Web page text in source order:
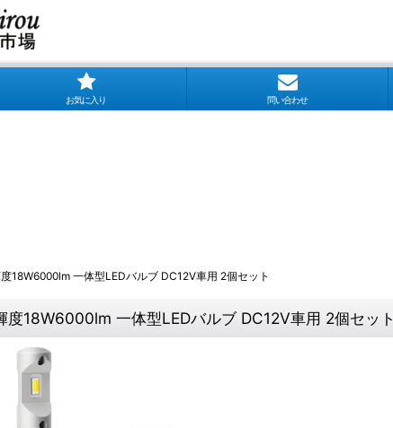
お気に入り 問い合わせ
18W6000lm 一体型LEDバルブ DC12V車用 2個セット
18W6000lm 一体型LEDバルブ DC12V車用 2個セット